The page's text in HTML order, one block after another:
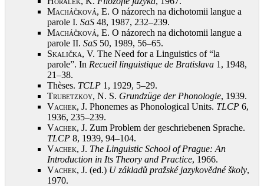
Macháčková, E. O názorech na dichotomii langue a
parole I. SaS 48, 1987, 232–239.
Macháčková, E. O názorech na dichotomii langue a
parole II. SaS 50, 1989, 56–65.
Skalička, V. The Need for a Linguistics of “la
parole”. In Recueil linguistique de Bratislava 1, 1948,
21–38.
Thèses. TCLP 1, 1929, 5–29.
Trubetzkoy, N. S. Grundzüge der Phonologie, 1939.
Vachek, J. Phonemes as Phonological Units. TLCP 6,
1936, 235–239.
Vachek, J. Zum Problem der geschriebenen Sprache.
TLCP 8, 1939, 94–104.
Vachek, J. The Linguistic School of Prague: An
Introduction in Its Theory and Practice, 1966.
Vachek, J. (ed.) U základů pražské jazykovědné školy,
1970.